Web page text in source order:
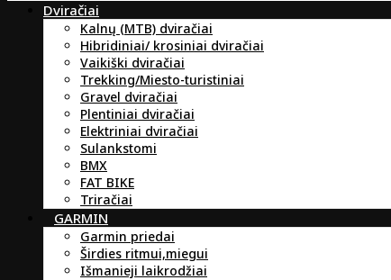
Dviračiai
Kalnų (MTB) dviračiai
Hibridiniai/ krosiniai dviračiai
Vaikiški dviračiai
Trekking/Miesto-turistiniai
Gravel dviračiai
Plentiniai dviračiai
Elektriniai dviračiai
Sulankstomi
BMX
FAT BIKE
Triračiai
GARMIN
Garmin priedai
Širdies ritmui,miegui
Išmanieji laikrodžiai